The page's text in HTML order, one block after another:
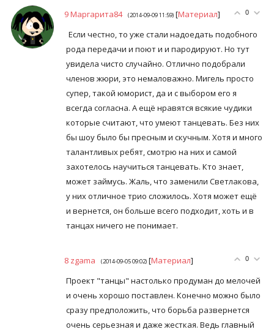
0
9Маргарита84 (2014-09-09 11:59) [Материал]
Если честно, то уже стали надоедать подобного
рода передачи и поют и и пародируют. Но тут
увидела чисто случайно. Отлично подобрали
членов жюри, это немаловажно. Мигель просто
супер, такой юморист, да и с выбором его я
всегда согласна. А ещё нравятся всякие чудики
которые считают, что умеют танцевать. Без них
бы шоу было бы пресным и скучным. Хотя и много
талантливых ребят, смотрю на них и самой
захотелось научиться танцевать. Кто знает,
может займусь. Жаль, что заменили Светлакова,
у них отличное трио сложилось. Хотя может ещё
и вернется, он больше всего подходит, хоть и в
танцах ничего не понимает.
0
8 zgama (2014-09-05 09:02) [Материал]
Проект "танцы" настолько продуман до мелочей
и очень хорошо поставлен. Конечно можно было
сразу предположить, что борьба развернется
очень серьезная и даже жесткая. Ведь главный